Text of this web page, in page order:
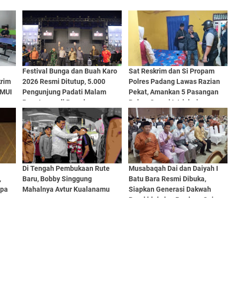
Festival Bunga dan Buah Karo
2026 Resmi Ditutup, 5.000
Pengunjung Padati Malam
Penutupan di Bawah
Pengamanan Ketat
Sat Reskrim dan Si Propam
Polres Padang Lawas Razian
Pekat, Amankan 5 Pasangan
Bukan Suami Istri dari
Penginapan
Di Tengah Pembukaan Rute
Baru, Bobby Singgung
Mahalnya Avtur Kualanamu
Musabaqah Dai dan Daiyah I
Batu Bara Resmi Dibuka,
Siapkan Generasi Dakwah
Berakhlak dan Berdaya Saing